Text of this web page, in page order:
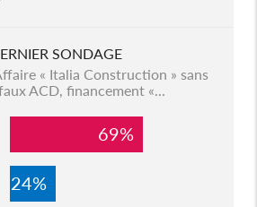
SONDAGE
« Italia Construction » sans
ACD, financement «...
69%
24%